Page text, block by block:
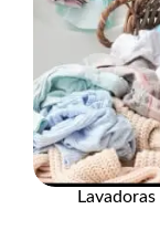
Lavadoras